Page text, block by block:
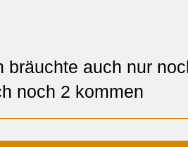
bräuchte auch nur
noch 2 kommen